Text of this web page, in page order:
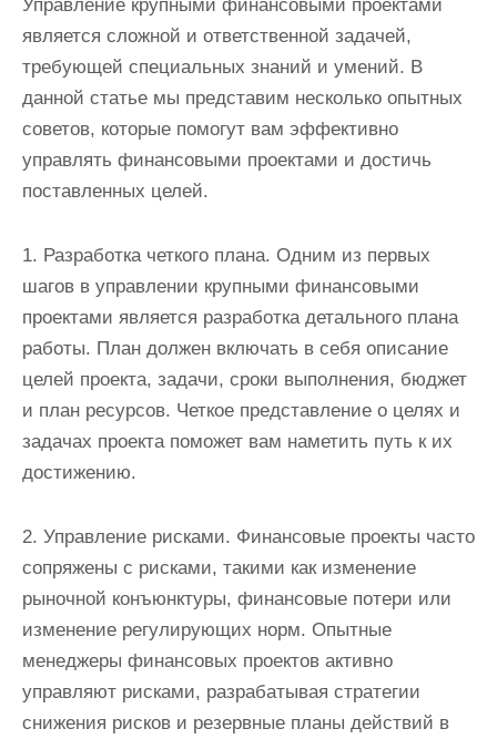
Управление крупными финансовыми проектами
является сложной и ответственной задачей,
требующей специальных знаний и умений. В
данной статье мы представим несколько опытных
советов, которые помогут вам эффективно
управлять финансовыми проектами и достичь
поставленных целей.
1. Разработка четкого плана. Одним из первых
шагов в управлении крупными финансовыми
проектами является разработка детального плана
работы. План должен включать в себя описание
целей проекта, задачи, сроки выполнения, бюджет
и план ресурсов. Четкое представление о целях и
задачах проекта поможет вам наметить путь к их
достижению.
2. Управление рисками. Финансовые проекты часто
сопряжены с рисками, такими как изменение
рыночной конъюнктуры, финансовые потери или
изменение регулирующих норм. Опытные
менеджеры финансовых проектов активно
управляют рисками, разрабатывая стратегии
снижения рисков и резервные планы действий в